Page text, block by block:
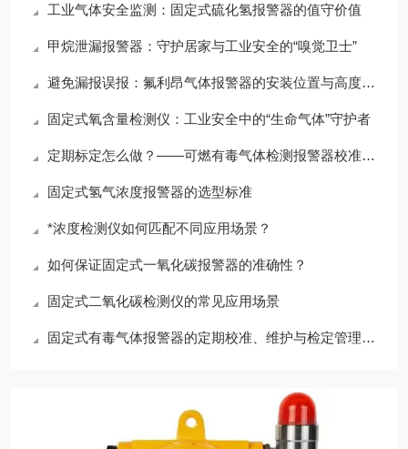
工业气体安全监测：固定式硫化氢报警器的值守价值
甲烷泄漏报警器：守护居家与工业安全的“嗅觉卫士”
避免漏报误报：氟利昂气体报警器的安装位置与高度选择指南
固定式氧含量检测仪：工业安全中的“生命气体”守护者
定期标定怎么做？——可燃有毒气体检测报警器校准周期与操作指南
固定式氢气浓度报警器的选型标准
*浓度检测仪如何匹配不同应用场景？
如何保证固定式一氧化碳报警器的准确性？
固定式二氧化碳检测仪的常见应用场景
固定式有毒气体报警器的定期校准、维护与检定管理要点